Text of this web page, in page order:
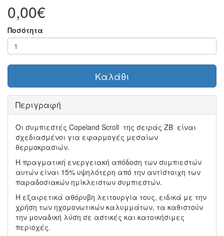
0,00€
Ποσότητα
Καλάθι
Περιγραφή
Οι συμπιεστές Copeland Scroll της σειράς ΖΒ είναι
σχεδιασμένοι για εφαρμογές μεσαίων
θερμοκρασιών.
Η πραγματική ενεργειακή απόδοση των συμπιεστών
αυτών είναι 15% υψηλότερη από την αντίστοιχη των
παραδοσιακών ημίκλειστων συμπιεστών.
Η εξαιρετικά αθόρυβη λειτουργία τους, ειδικά με την
χρήση των ηχομονωτικών καλυμμάτων, τα καθιστούν
την μοναδική λύση σε αστικές και κατοικήσιμες
περιοχές.